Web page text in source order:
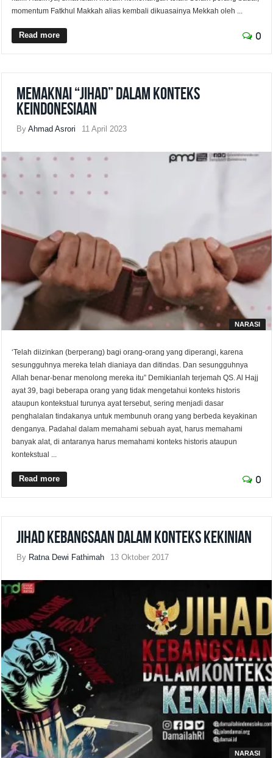
momentum Fatkhul Makkah alias kembali dikuasainya Mekkah oleh ...
Read more 0
Memaknai “Jihad” Dalam Konteks
KeIndonesiaan
ByAhmad Asrori 11 April 2023
NARASI
‘Telah diizinkan (berperang) bagi orang-orang yang diperangi, karena
sesungguhnya mereka telah dianiaya dan ditindas. Dan sesungguhnya
Allah benar-benar menolong mereka itu” Demikianlah terjemah QS. Al Hajj
ayat 39, bagi beberapa orang yang tidak mengetahui konteks historis
ataupun kontekstual turunya ayat tersebut, sering menjadi dasar
penghalalan tindakanya untuk membunuh orang yang berbeda keyakinan
denganya. Padahal dalam memahami sebuah ayat, harus memahami
banyak alat, di antaranya harus memahami konteks historis ataupun
kontekstual ...
Read more 0
Jihad Kebangsaan Dalam Konteks Kekinian
By Ratna Dewi Fathimah 13 Oktober 2017
NARASI